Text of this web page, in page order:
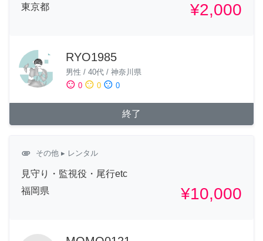
東京都
¥2,000
RYO1985
男性 / 40代 / 神奈川県
sentiment_satisfied 0 sentiment_neutral 0 sentiment_dissatisfied 0
終了
attachment その他 ▸ レンタル
見守り・監視役・尾行etc
福岡県
¥10,000